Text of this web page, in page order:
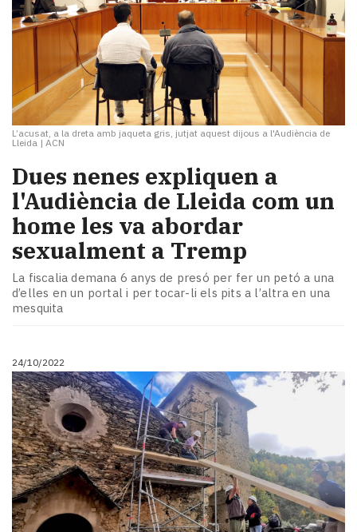
L’acusat, a la dreta amb jaqueta gris, jutjat aquest dijous a l'Audiència de
Lleida | ACN
Dues nenes expliquen a
l'Audiència de Lleida com un
home les va abordar
sexualment a Tremp
La fiscalia demana 6 anys de presó per fer un petó a una
d’elles en un portal i per tocar-li els pits a l’altra en una
mesquita
24/10/2022